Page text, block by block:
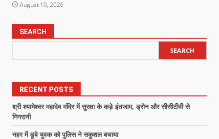
August 10, 2026
SEARCH
SEARCH
RECENT POSTS
श्री श्यामेश्वर महादेव मंदिर में सुरक्षा के कड़े इंतजाम, ड्रोन और सीसीटीवी से
निगरानी
नहर में डूबे युवक को पुलिस ने सकुशल बचाया